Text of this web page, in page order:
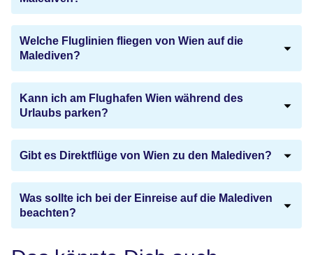
Welche Fluglinien fliegen von Wien auf die
Malediven?
Kann ich am Flughafen Wien während des
Urlaubs parken?
Gibt es Direktflüge von Wien zu den Malediven?
Was sollte ich bei der Einreise auf die Malediven
beachten?